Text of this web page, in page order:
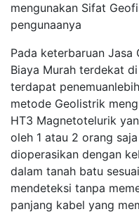
mengunakan Sifat
pengunaanya
Pada keterbaruan Jasa
Biaya Murah terdekat
terdapat
metode Geolistrik
HT3 Magnetotelurik
oleh 1 atau 2 orang
dioperasikan dengan
dalam tanah batu
mendeteksi tanpa
panjang kabel yang